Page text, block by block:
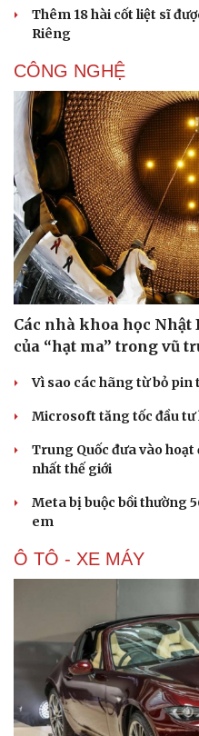
Sân khấu - Điện ảnh
Văn học
Âm nhạc
Di sản
Thêm 18 hài cốt liệt sĩ
Riêng
CÔNG NGHỆ
Các nhà khoa học Nhật
của “hạt ma” trong vũ
Vì sao các hãng từ bỏ
Microsoft tăng tốc đầu tư
Trung Quốc đưa vào
nhất thế giới
Meta bị buộc bồi thường
em
Ô TÔ - XE MÁY